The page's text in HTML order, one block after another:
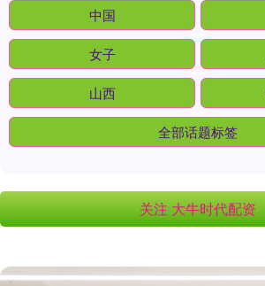
中国
女子
山西
全部话题标签
关注 大牛时代配资